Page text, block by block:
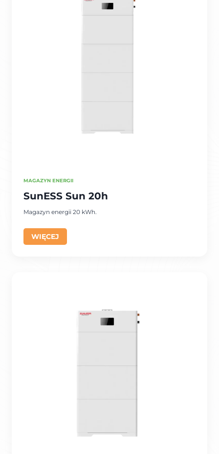
MAGAZYN ENERGII
SunESS Sun 20h
Magazyn energii 20 kWh.
WIĘCEJ